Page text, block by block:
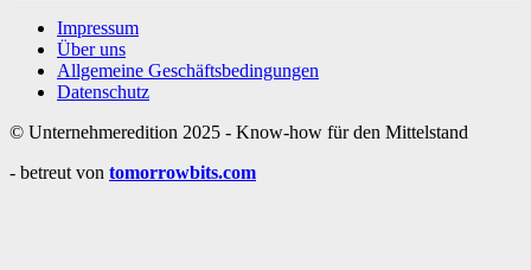
Impressum
Über uns
Allgemeine Geschäftsbedingungen
Datenschutz
© Unternehmeredition 2025 - Know-how für den Mittelstand
- betreut von tomorrowbits.com